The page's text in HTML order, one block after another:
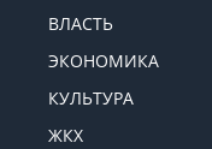
ВЛАСТЬ
ЭКОНОМИКА
КУЛЬТУРА
ЖКХ